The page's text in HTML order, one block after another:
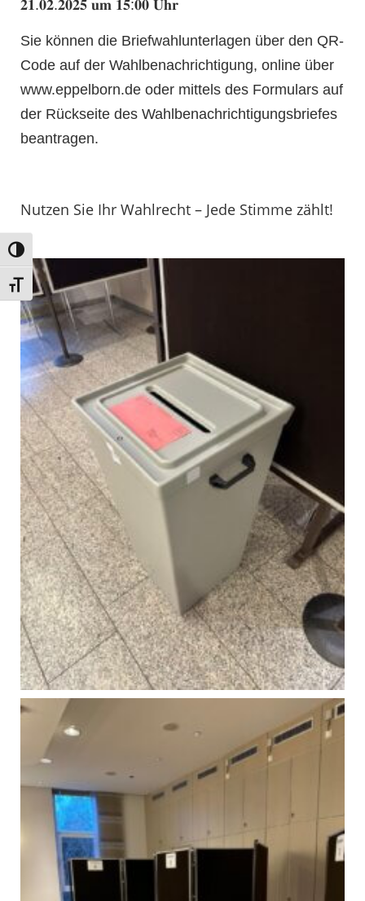
Umschalten auf hohe Kontraste
Schrift vergrößern
𝟐𝟏 .𝟎𝟐.𝟐𝟎𝟐𝟓 𝐮𝐦 𝟏𝟓:𝟎𝟎 𝐔𝐡𝐫
Sie können die Briefwahlunterlagen über den QR-
Code auf der Wahlbenachrichtigung, online über
www.eppelborn.de oder mittels des Formulars auf
der Rückseite des Wahlbenachrichtigungsbriefes
beantragen.
Nutzen Sie Ihr Wahlrecht – Jede Stimme zählt!